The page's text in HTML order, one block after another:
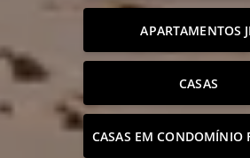
APARTAMENTOS
CASAS
CASAS EM CONDOMÍNIO